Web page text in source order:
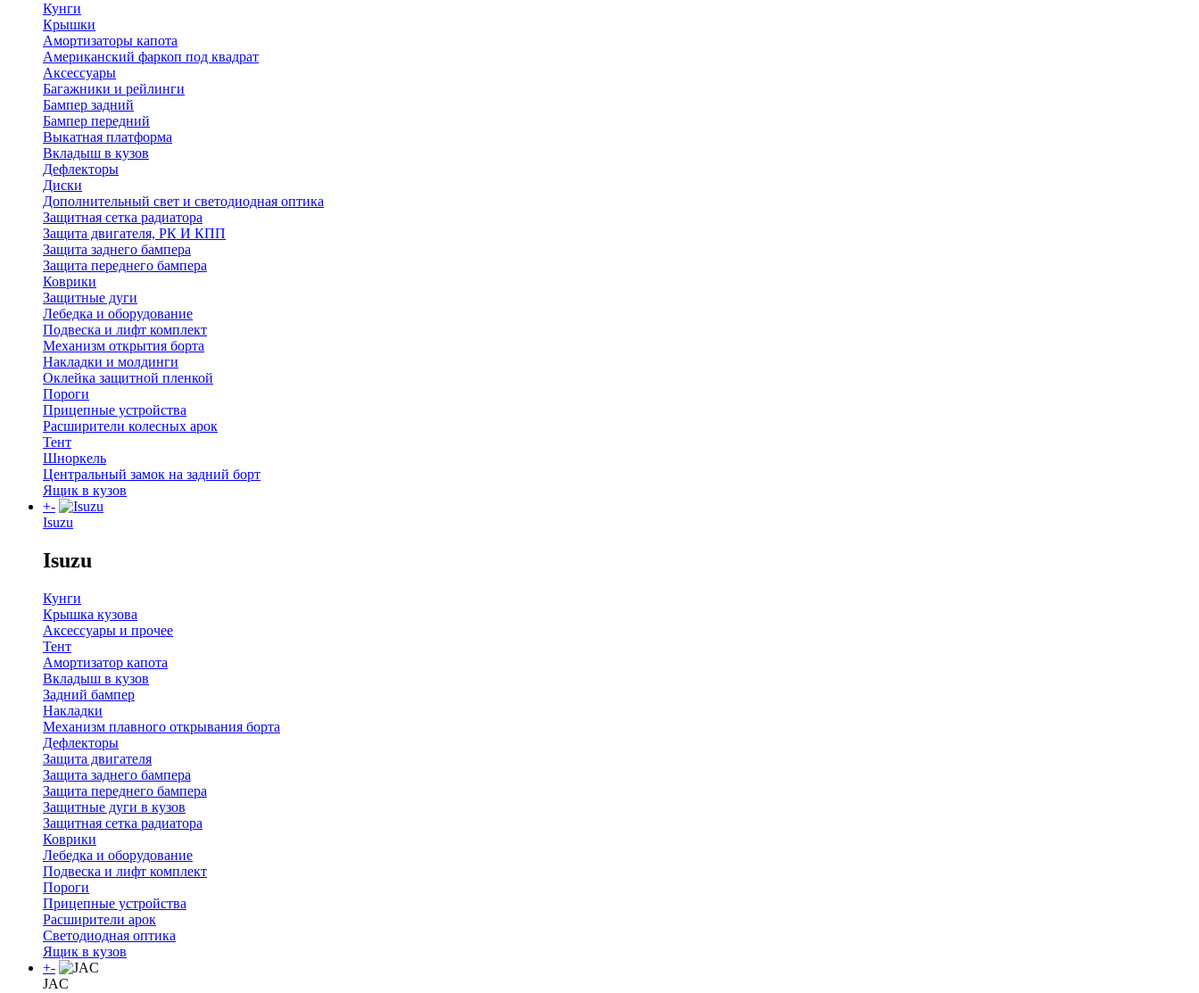
Кунги
Крышки
Амортизаторы капота
Американский фаркоп под квадрат
Аксессуары
Багажники и рейлинги
Бампер задний
Бампер передний
Выкатная платформа
Вкладыш в кузов
Дефлекторы
Диски
Дополнительный свет и светодиодная оптика
Защитная сетка радиатора
Защита двигателя, РК И КПП
Защита заднего бампера
Защита переднего бампера
Коврики
Защитные дуги
Лебедка и оборудование
Подвеска и лифт комплект
Механизм открытия борта
Накладки и молдинги
Оклейка защитной пленкой
Пороги
Прицепные устройства
Расширители колесных арок
Тент
Шноркель
Центральный замок на задний борт
Ящик в кузов
+-
Isuzu
Isuzu
Кунги
Крышка кузова
Аксессуары и прочее
Тент
Амортизатор капота
Вкладыш в кузов
Задний бампер
Накладки
Механизм плавного открывания борта
Дефлекторы
Защита двигателя
Защита заднего бампера
Защита переднего бампера
Защитные дуги в кузов
Защитная сетка радиатора
Коврики
Лебедка и оборудование
Подвеска и лифт комплект
Пороги
Прицепные устройства
Расширители арок
Светодиодная оптика
Ящик в кузов
+-
JAC